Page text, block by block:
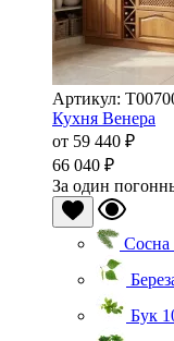
Артикул:
Кухня Венера
от 59 440 ₽
66 040 ₽
За один
Сосна
Бук